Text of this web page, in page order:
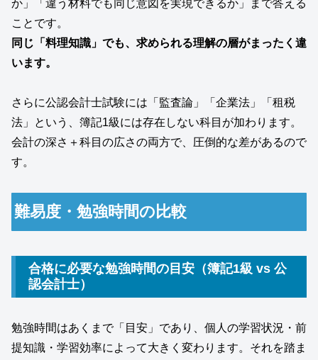
か」「違う材料でも同じ意図を実現できるか」まで答える
ことです。
同じ「料理知識」でも、求められる理解の層がまったく違
います。
さらに公認会計士試験には「監査論」「企業法」「租税
法」という、簿記1級には存在しない科目が加わります。
会計の深さ＋科目の広さの両方で、圧倒的な差があるので
す。
難易度・勉強時間の比較
合格に必要な勉強時間の目安（簿記1級 vs 公
認会計士）
勉強時間はあくまで「目安」であり、個人の学習状況・前
提知識・学習効率によって大きく変わります。それを踏ま